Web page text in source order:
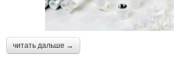
читать дальше →